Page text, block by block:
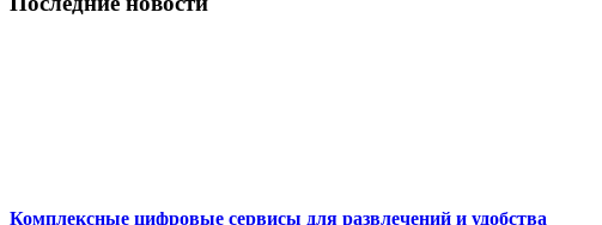
Комплексные цифровые сервисы для развлечений и удобства